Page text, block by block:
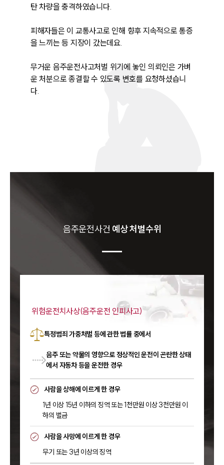
탄 차량을 충격하였습니다.
피해자들은 이 교통사고로 인해 향후 지속적으로 통증
을 느끼는 등 지장이 갔는데요.
무거운 음주운전사고처벌 위기에 놓인 의뢰인은 가벼
운 처분으로 종결할 수 있도록 변호를 요청하셨습니
다.
음주운전사건 예상 처벌수위
위험운전치사상(음주운전 인피사고)
특정범죄 가중처벌 등에 관한 법률 중에서
음주 또는 약물의 영향으로 정상적인 운전이 곤란한 상태
에서 자동차 등을 운전한 경우
사람을 상해에 이르게 한 경우
1년 이상 15년 이하의 징역 또는 1천만원 이상 3천만원 이
하의 벌금
사람을 사망에 이르게 한 경우
무기 또는 3년 이상의 징역